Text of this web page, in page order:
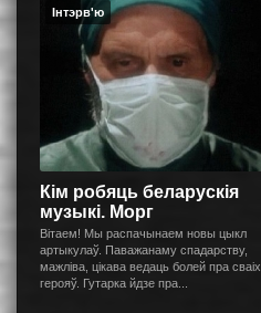
Інтэрв'ю
Кім робяць беларускія
музыкі. Морг
Вітаем! Мы распачынаем новы цыкл
артыкулаў. Паважанаму спадарству,
мажліва, цікава ведаць болей пра сваіх
герояў. Гутарка йдзе пра...